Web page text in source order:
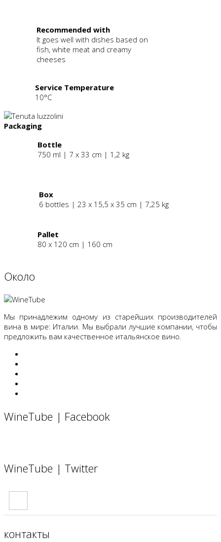
Recommended with
It goes well with dishes based on
fish, white meat and creamy
cheeses
Service Temperature
10°C
Packaging
Bottle
750 ml | 7 x 33 cm | 1,2 kg
Box
6 bottles | 23 x 15,5 x 35 cm | 7,25 kg
Pallet
80 x 120 cm | 160 cm
Oколо
Мы принадлежим одному из старейших производителей
вина в мире: Италии. Мы выбрали лучшие компании, чтобы
предложить вам качественное итальянское вино.
WineTube | Facebook
WineTube | Twitter
контакты